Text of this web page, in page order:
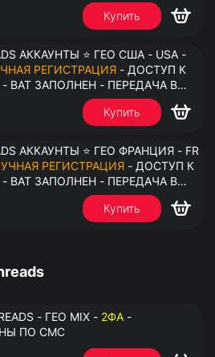
Купить
⭐ SNAPCHAT ADS АККАУНТЫ ⭐ ГЕО США - USA -
РЕГИСТРАЦИЯ - ДОСТУП К
ВАТ ЗАПОЛНЕН - ПЕРЕДАЧА В
Купить
⭐ ГЕО ФРАНЦИЯ - FR
РЕГИСТРАЦИЯ - ДОСТУП К
ВАТ ЗАПОЛНЕН - ПЕРЕДАЧА В
Купить
- ГЕО MIX - 2ФА -
ПО СМС